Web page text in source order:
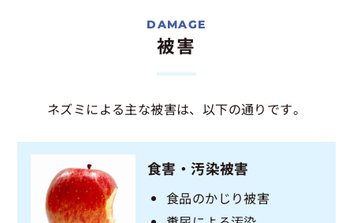
被害
ネズミによる主な被害は、以下の通りです。
食害・汚染被害
食品のかじり被害